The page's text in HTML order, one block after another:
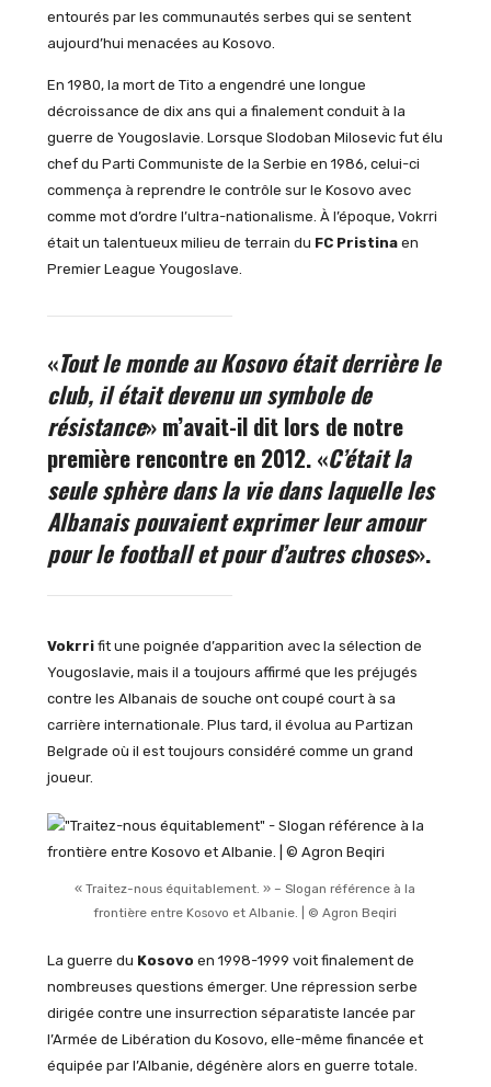
entourés par les communautés serbes qui se sentent
aujourd’hui menacées au Kosovo.
En 1980, la mort de Tito a engendré une longue
décroissance de dix ans qui a finalement conduit à la
guerre de Yougoslavie. Lorsque Slodoban Milosevic fut élu
chef du Parti Communiste de la Serbie en 1986, celui-ci
commença à reprendre le contrôle sur le Kosovo avec
comme mot d’ordre l’ultra-nationalisme. À l’époque, Vokrri
était un talentueux milieu de terrain du FC Pristinaen
Premier League Yougoslave.
«Tout le monde au Kosovo était derrière le
club, il était devenu un symbole de
résistance» m’avait-il dit lors de notre
première rencontre en 2012. «C’était la
seule sphère dans la vie dans laquelle les
Albanais pouvaient exprimer leur amour
pour le football et pour d’autres choses».
Vokrrifit une poignée d’apparition avec la sélection de
Yougoslavie, mais il a toujours affirmé que les préjugés
contre les Albanais de souche ont coupé court à sa
carrière internationale. Plus tard, il évolua au Partizan
Belgrade où il est toujours considéré comme un grand
joueur.
« Traitez-nous équitablement. » – Slogan référence à la
frontière entre Kosovo et Albanie. | © Agron Beqiri
La guerre du Kosovo en 1998-1999 voit finalement de
nombreuses questions émerger. Une répression serbe
dirigée contre une insurrection séparatiste lancée par
l’Armée de Libération du Kosovo, elle-même financée et
équipée par l’Albanie, dégénère alors en guerre totale.